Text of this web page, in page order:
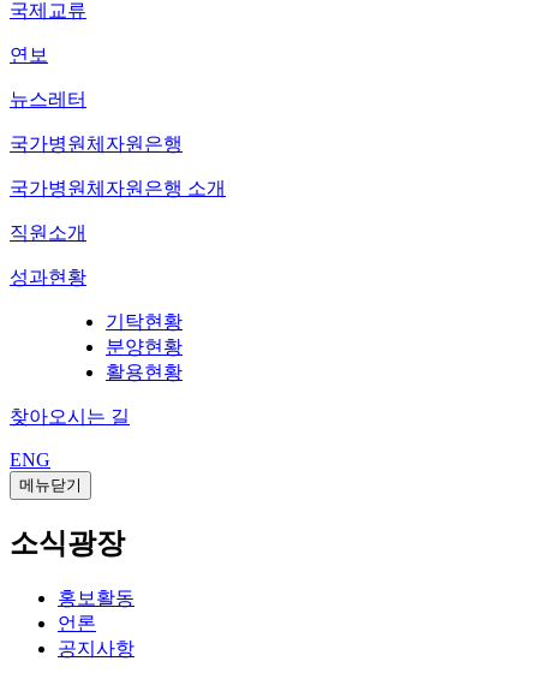
국제교류
연보
뉴스레터
국가병원체자원은행
국가병원체자원은행 소개
직원소개
성과현황
기탁현황
분양현황
활용현황
찾아오시는 길
ENG
메뉴닫기
소식광장
홍보활동
언론
공지사항